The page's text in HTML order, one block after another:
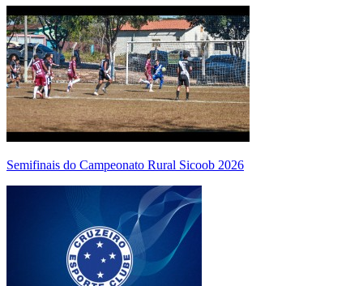
Semifinais do Campeonato Rural Sicoob 2026